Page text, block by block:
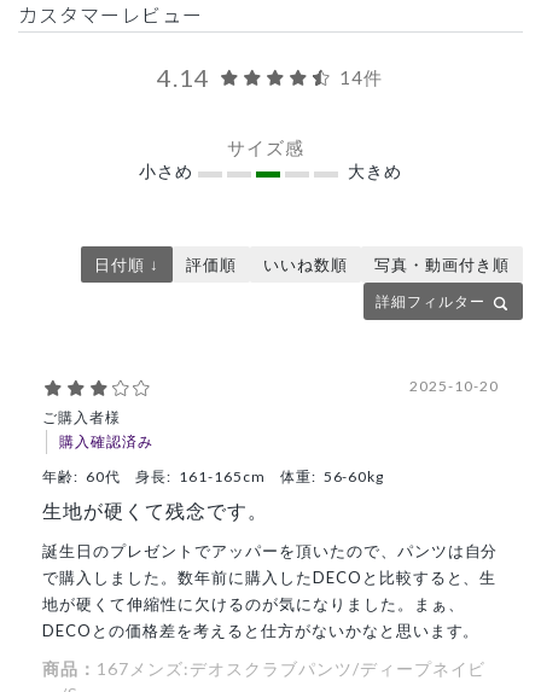
カスタマーレビュー
4.14 14件
サイズ感
小さめ 大きめ
詳細フィルター
日付順 ↓ 評価順 いいね数順 写真・動画付き順
ご購入者様
購入確認済み
2025-10-20
年齢: 60代 身長: 161-165cm 体重: 56-60kg
生地が硬くて残念です。
誕生日のプレゼントでアッパーを頂いたので、パンツは自分
で購入しました。数年前に購入したDECOと比較すると、生
地が硬くて伸縮性に欠けるのが気になりました。まぁ、
DECOとの価格差を考えると仕方がないかなと思います。
商品： 167メンズ:デオスクラブパンツ/ディープネイビ